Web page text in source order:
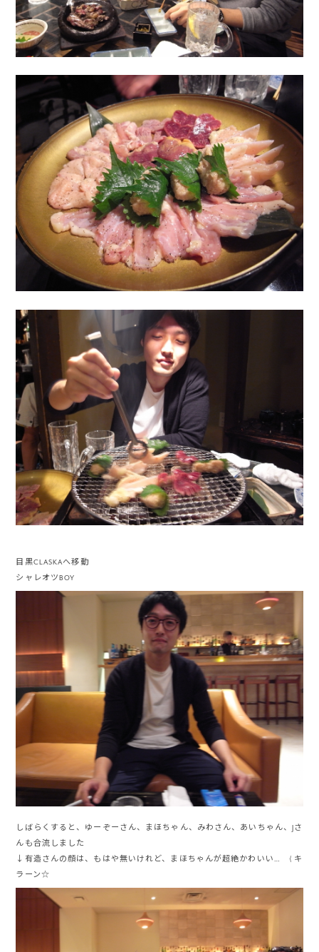
目黒CLASKAへ移動
シャレオツBOY
しばらくすると、ゆーぞーさん、まほちゃん、みわさん、あいちゃん、Jさ
んも合流しました
↓有造さんの顔は、もはや無いけれど、まほちゃんが超絶かわいい… { キ
ラーン☆